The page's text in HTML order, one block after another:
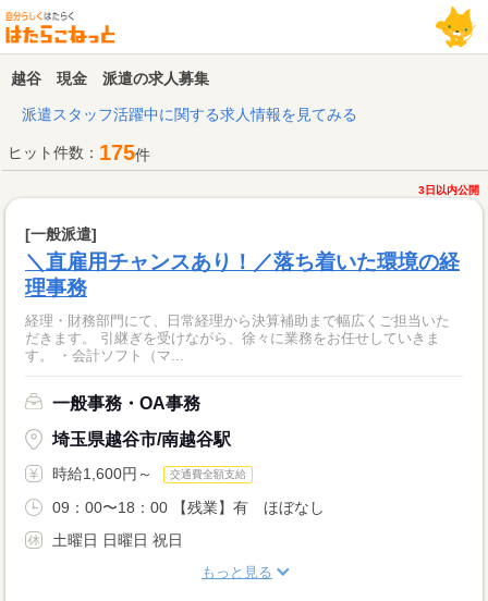
越谷 現金 派遣の求人募集
派遣スタッフ活躍中に関する求人情報を見てみる
ヒット件数： 175件
3日以内公開
[一般派遣]
＼直雇用チャンスあり！／落ち着いた環境の経
理事務
経理・財務部門にて、日常経理から決算補助まで幅広くご担当いた
だきます。 引継ぎを受けながら、徐々に業務をお任せしていきま
す。 ・会計ソフト（マ...
一般事務・OA事務
埼玉県越谷市/南越谷駅
時給1,600円～ 交通費全額支給
09：00〜18：00 【残業】有 ほぼなし
土曜日 日曜日 祝日
もっと見る